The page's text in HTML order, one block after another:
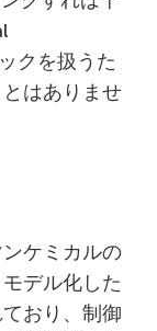
クを扱うた
はありませ
ケミカルの
デル化した
おり、制御